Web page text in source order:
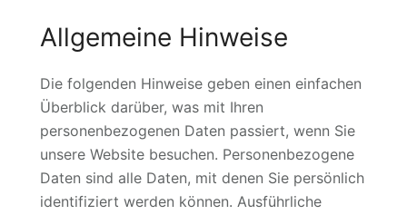
Allgemeine Hinweise
Die folgenden Hinweise geben einen einfachen
Überblick darüber, was mit Ihren
personenbezogenen Daten passiert, wenn Sie
unsere Website besuchen. Personenbezogene
Daten sind alle Daten, mit denen Sie persönlich
identifiziert werden können. Ausführliche